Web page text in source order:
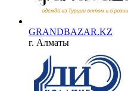
GRANDBAZAR.KZ
г. Алматы